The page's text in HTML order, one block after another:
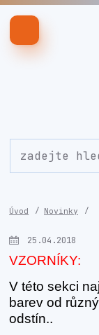
Úvod Novinky
25.04.2018
VZORNÍKY:
V této sekci
barev od
odstín..